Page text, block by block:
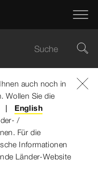
auch noch in
Wollen Sie die
English
/
Für die
Informationen
Länder-Website